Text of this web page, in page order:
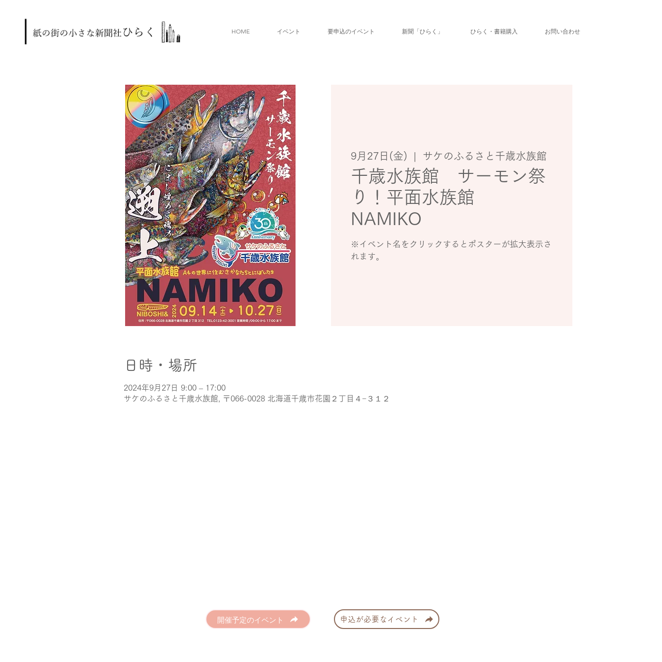
HOME イベント 要申込のイベント 新聞「ひらく」 ひらく・書籍購入 お問い合わせ
9月27日(金)
  |
サケのふるさと千歳水族館
千歳水族館 サーモン祭
り！平面水族館
NAMIKO
※イベント名をクリックするとポスターが拡大表示さ
れます。
日時・場所
2024年9月27日 9:00 – 17:00
サケのふるさと千歳水族館, 〒066-0028 北海道千歳市花園２丁目４−３１２
開催予定のイベント 申込が必要なイベント